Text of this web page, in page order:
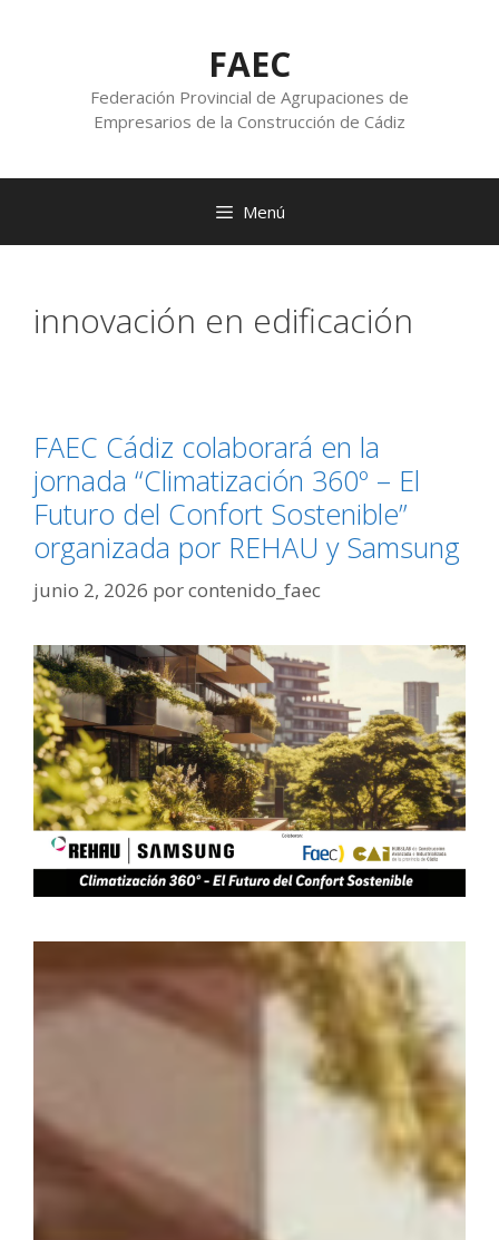
FAEC
Federación Provincial de Agrupaciones de
Empresarios de la Construcción de Cádiz
Menú
innovación en edificación
FAEC Cádiz colaborará en la
jornada “Climatización 360º – El
Futuro del Confort Sostenible”
organizada por REHAU y Samsung
junio 2, 2026 porcontenido_faec